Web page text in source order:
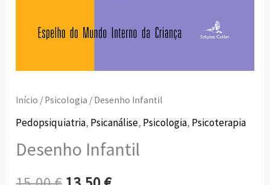
Início / Psicologia / Desenho Infantil
Pedopsiquiatria, Psicanálise, Psicologia, Psicoterapia
Desenho Infantil